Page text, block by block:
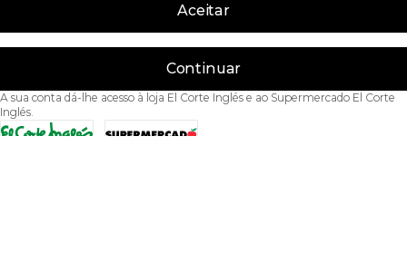
Aceitar
Continuar
A sua conta dá-lhe acesso à loja El Corte Inglés e ao Supermercado El Corte
Inglés.